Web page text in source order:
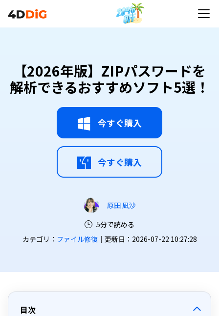
【2026年版】ZIPパスワードを
解析できるおすすめソフト5選！
今すぐ購入
今すぐ購入
原田 凪沙
5分で読める
カテゴリ： ファイル修復｜更新日：2026-07-22 10:27:28
目次